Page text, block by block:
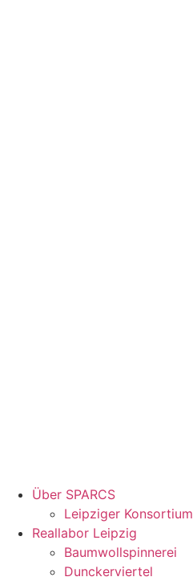
Über SPARCS
Leipziger Konsortium
Reallabor Leipzig
Baumwollspinnerei
Dunckerviertel